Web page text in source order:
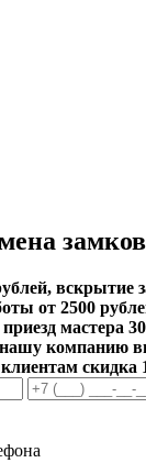
вскрытие
от 2500
мастера
компанию
скидка